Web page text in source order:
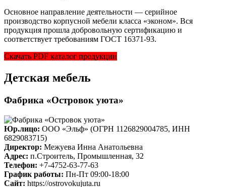
Основное направление деятельности — серийное
производство корпусной мебели класса «эконом». Вся
продукция прошла добровольную сертификацию и
соответствует требованиям ГОСТ 16371-93.
Скачать PDF каталог продукции
Детская мебель
Фабрика «Островок уюта»
Юр.лицо: ООО «Эльф» (ОГРН 1126829004785, ИНН
6829083715)
Директор: Межуева Инна Анатольевна
Адрес: п.Строитель, Промышленная, 32
Телефон: +7-4752-63-77-63
График работы: Пн-Пт 09:00-18:00
Cайт: https://ostrovokujuta.ru